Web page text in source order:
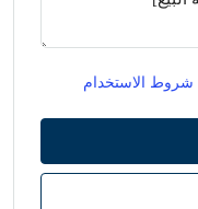
شروط الاستخدام